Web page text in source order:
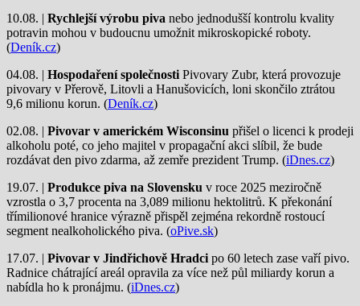
10.08. | Rychlejší výrobu piva nebo jednodušší kontrolu kvality
potravin mohou v budoucnu umožnit mikroskopické roboty.
(Deník.cz)
04.08. | Hospodaření společnosti Pivovary Zubr, která provozuje
pivovary v Přerově, Litovli a Hanušovicích, loni skončilo ztrátou
9,6 milionu korun. (Deník.cz)
02.08. | Pivovar v americkém Wisconsinu přišel o licenci k prodeji
alkoholu poté, co jeho majitel v propagační akci slíbil, že bude
rozdávat den pivo zdarma, až zemře prezident Trump. (iDnes.cz)
19.07. | Produkce piva na Slovensku v roce 2025 meziročně
vzrostla o 3,7 procenta na 3,089 milionu hektolitrů. K překonání
třímilionové hranice výrazně přispěl zejména rekordně rostoucí
segment nealkoholického piva. (oPive.sk)
17.07. | Pivovar v Jindřichově Hradci po 60 letech zase vaří pivo.
Radnice chátrající areál opravila za více než půl miliardy korun a
nabídla ho k pronájmu. (iDnes.cz)